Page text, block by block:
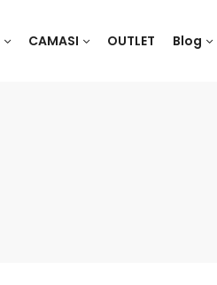
CAMASI OUTLET Blog